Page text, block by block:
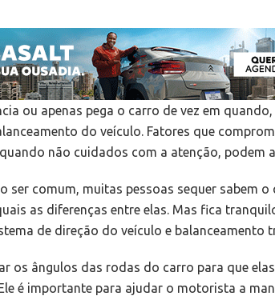
ou apenas pega o carro de vez em
do veículo. Fatores que
não cuidados com a atenção, podem
ser comum, muitas pessoas sequer sabem
as diferenças entre elas. Mas fica
de direção do veículo e balanceamento
os ângulos das rodas do carro para que
é importante para ajudar o motorista a